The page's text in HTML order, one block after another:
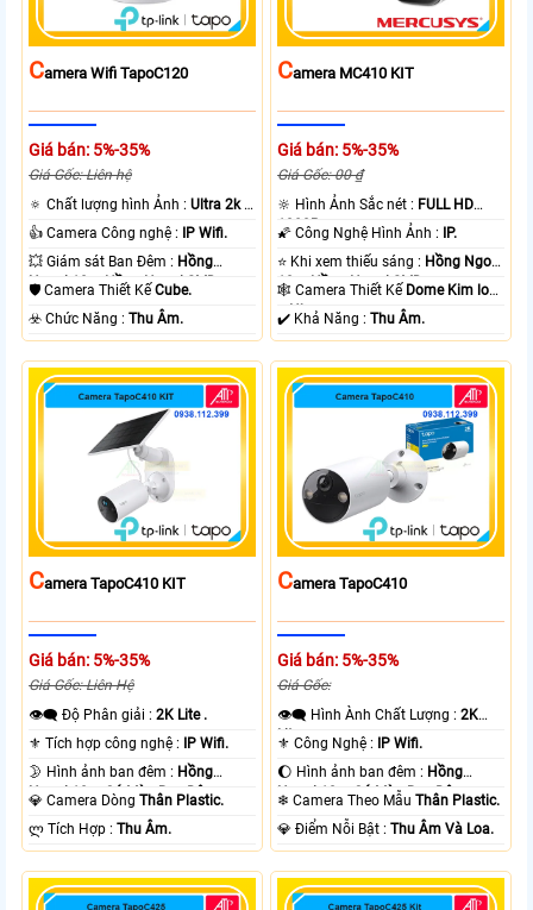
CAmera Wifi TapoC120
Giá bán: 5%-35%
Giá Gốc: Liên hệ
🔅 Chất lượng hình Ảnh :Ultra 2k +
.
👍 Camera Công nghệ :
IP Wifi.
💥 Giám sát Ban Đêm : Hồng
Ngoại 10m Hồng Ngoại SMD.
🛡 Camera Thiết KếCube.
️☣️ Chức Năng :Thu Âm.
CAmera MC410 KIT
Giá bán: 5%-35%
Giá Gốc: 00 ₫
🔆 Hình Ảnh Sắc nét : FULL HD
1080P .
🌠 Công Nghệ Hình Ảnh :
IP.
⭐ Khi xem thiếu sáng : Hồng Ngoại
10m Hồng Ngoại SMD.
🕸️ Camera Thiết Kế Dome Kim loại
+ Nhựa.
️✔️ Khả Năng :Thu Âm.
CAmera TapoC410 KIT
Giá bán: 5%-35%
Giá Gốc: Liên Hệ
👁️‍🗨 Độ Phân giải :2K Lite .
⚜️ Tích hợp công nghệ : IP Wifi.
🌛 Hình ảnh ban đêm : Hồng
Ngoại 10m Có Màu Ban Ðêm.
💎 Camera DòngThân Plastic.
️ლ Tích Hợp :Thu Âm.
CAmera TapoC410
Giá bán: 5%-35%
Giá Gốc:
👁️‍🗨 Hình Ành Chất Lượng :2K
Lite .
⚜️ Công Nghệ : IP Wifi.
🌔 Hình ảnh ban đêm : Hồng
Ngoại 10m Có Màu Ban Ðêm.
❄ Camera Theo MẫuThân Plastic.
️💎 Điểm Nỗi Bật :Thu Âm Và Loa.